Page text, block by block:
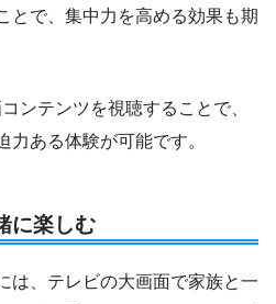
とで、集中力を高める効果も期
ンテンツを視聴することで、
力ある体験が可能です。
に楽しむ
は、テレビの大画面で家族と一